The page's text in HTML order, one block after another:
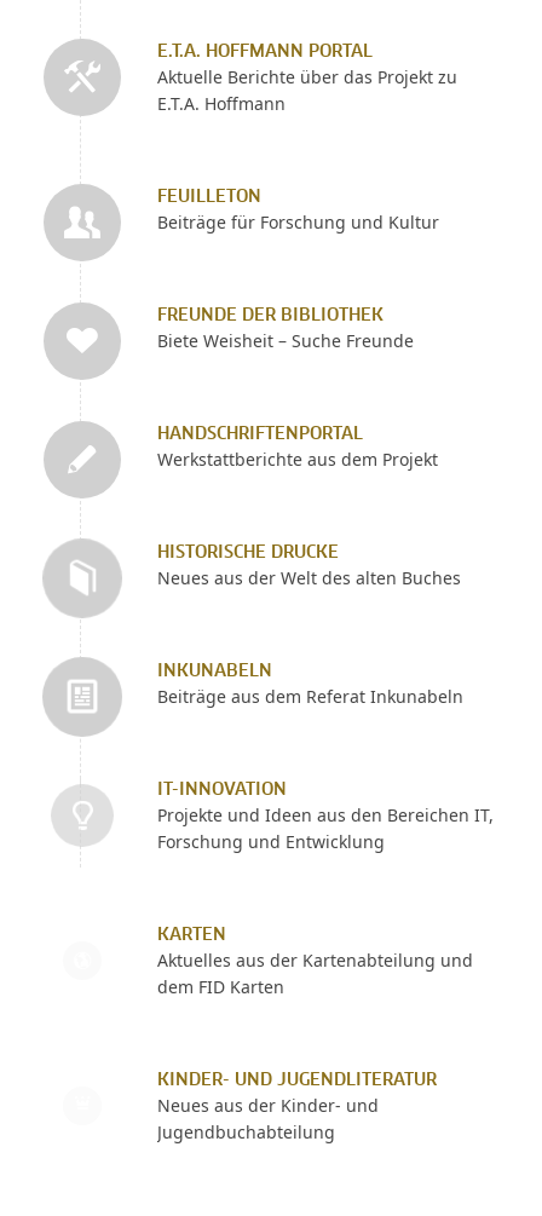
E.T.A. HOFFMANN PORTAL
Aktuelle Berichte über das Projekt zu
E.T.A. Hoffmann
FEUILLETON
Beiträge für Forschung und Kultur
FREUNDE DER BIBLIOTHEK
Biete Weisheit – Suche Freunde
HANDSCHRIFTENPORTAL
Werkstattberichte aus dem Projekt
HISTORISCHE DRUCKE
Neues aus der Welt des alten Buches
INKUNABELN
Beiträge aus dem Referat Inkunabeln
IT-INNOVATION
Projekte und Ideen aus den Bereichen IT,
Forschung und Entwicklung
KARTEN
Aktuelles aus der Kartenabteilung und
dem FID Karten
KINDER- UND JUGENDLITERATUR
Neues aus der Kinder- und
Jugendbuchabteilung